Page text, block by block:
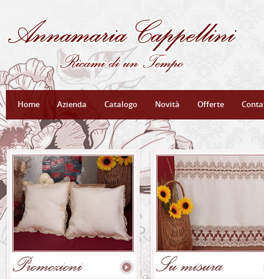
Home Azienda Catalogo Novità Offerte
Promozioni Sumisura